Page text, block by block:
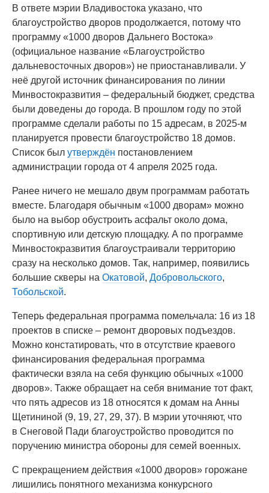
В ответе мэрии Владивостока указано, что
благоустройство дворов продолжается, потому что
программу «1000 дворов Дальнего Востока»
(официальное название «Благоустройство
дальневосточных дворов») не приостанавливали. У
неё другой источник финансирования по линии
Минвостокразвития – федеральный бюджет, средства
были доведены до города. В прошлом году по этой
программе сделали работы по 15 адресам, в 2025-м
планируется провести благоустройство 18 домов.
Список был утверждён постановлением
администрации города от 4 апреля 2025 года.
Ранее ничего не мешало двум программам работать
вместе. Благодаря обычным «1000 дворам» можно
было на выбор обустроить асфальт около дома,
спортивную или детскую площадку. А по программе
Минвостокразвития благоустраивали территорию
сразу на несколько домов. Так, например, появились
большие скверы на Окатовой, Добровольского,
Тобольской.
Теперь федеральная программа помельчала: 16 из 18
проектов в списке – ремонт дворовых подъездов.
Можно констатировать, что в отсутствие краевого
финансирования федеральная программа
фактически взяла на себя функцию обычных «1000
дворов». Также обращает на себя внимание тот факт,
что пять адресов из 18 относятся к домам на Анны
Щетининой (9, 19, 27, 29, 37). В мэрии уточняют, что
в Снеговой Пади благоустройство проводится по
поручению министра обороны для семей военных.
С прекращением действия «1000 дворов» горожане
лишились понятного механизма конкурсного